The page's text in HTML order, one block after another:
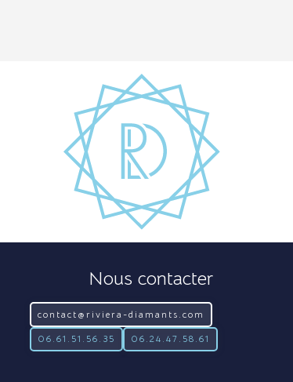
Nous contacter
contact@riviera-diamants.com
06.61.51.56.35 06.24.47.58.61